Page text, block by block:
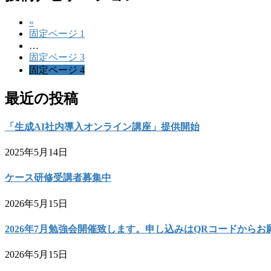
«
固定ページ 1
…
固定ページ 3
固定ページ 4
最近の投稿
「生成AI社内導入オンライン講座」提供開始
2025年5月14日
ケース研修受講者募集中
2026年5月15日
2026年7月勉強会開催致します。申し込みはQRコードからお
2026年5月15日